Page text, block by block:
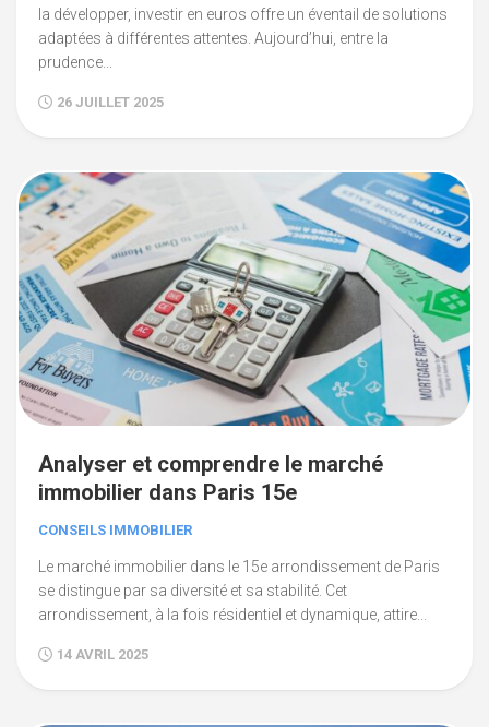
la développer, investir en euros offre un éventail de solutions
adaptées à différentes attentes. Aujourd’hui, entre la
prudence...
26 JUILLET 2025
Analyser et comprendre le marché
immobilier dans Paris 15e
CONSEILS IMMOBILIER
Le marché immobilier dans le 15e arrondissement de Paris
se distingue par sa diversité et sa stabilité. Cet
arrondissement, à la fois résidentiel et dynamique, attire...
14 AVRIL 2025